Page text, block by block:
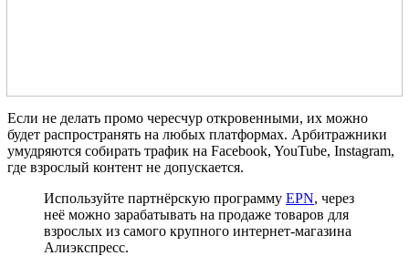
Если не делать промо чересчур откровенными, их можно
будет распространять на любых платформах. Арбитражники
умудряются собирать трафик на Facebook, YouTube, Instagram,
где взрослый контент не допускается.
Используйте партнёрскую программу EPN, через
неё можно зарабатывать на продаже товаров для
взрослых из самого крупного интернет-магазина
Алиэкспресс.